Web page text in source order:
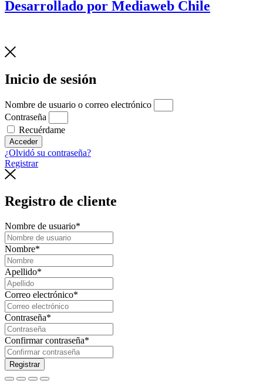
Desarrollado por Mediaweb Chile
Inicio de sesión
Nombre de usuario o correo electrónico
Contraseña
Recuérdame
Acceder
¿Olvidó su contraseña?
Registrar
Registro de cliente
Nombre de usuario*
Nombre*
Apellido*
Correo electrónico*
Contraseña*
Confirmar contraseña*
Registrar